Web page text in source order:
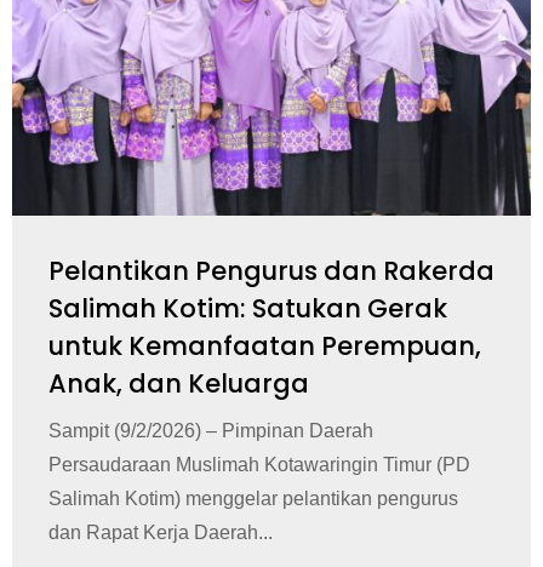
Pelantikan Pengurus dan Rakerda
Salimah Kotim: Satukan Gerak
untuk Kemanfaatan Perempuan,
Anak, dan Keluarga
Sampit (9/2/2026) – Pimpinan Daerah
Persaudaraan Muslimah Kotawaringin Timur (PD
Salimah Kotim) menggelar pelantikan pengurus
dan Rapat Kerja Daerah...